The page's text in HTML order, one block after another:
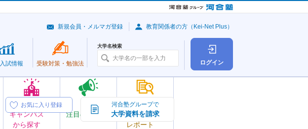
ログイン
オープン
キャンパス
から探す
注目の大学
大学の今
トピック＆
レポート
入試情報 受験対策・ 勉強法
大学名検索
新規会員・メルマガ登録 教育関係者の方（Kei-Net Plus）
お気に入り登録 河合塾グループで
大学資料を請求